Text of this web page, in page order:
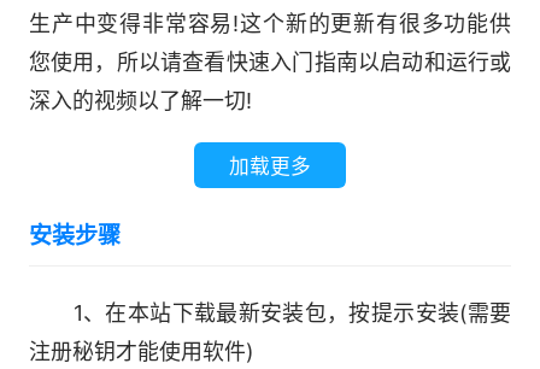
生产中变得非常容易!这个新的更新有很多功能供
您使用，所以请查看快速入门指南以启动和运行或
深入的视频以了解一切!
vMix中的新音频更新将帮助您的音频工作流程
输入快速无缝地路由到音频总线。只需从汉堡菜单
器允许您更改总线内输入的音频电平。这可以从您
输入的音频设置中完成，也可以从中找到新的PFL
加载更多
安装步骤
1、在本站下载最新安装包，按提示安装(需要
注册秘钥才能使用软件)